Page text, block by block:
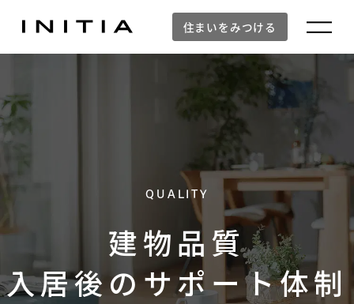
住まいをみつける
QUALITY
建物品質
入居後のサポート体制